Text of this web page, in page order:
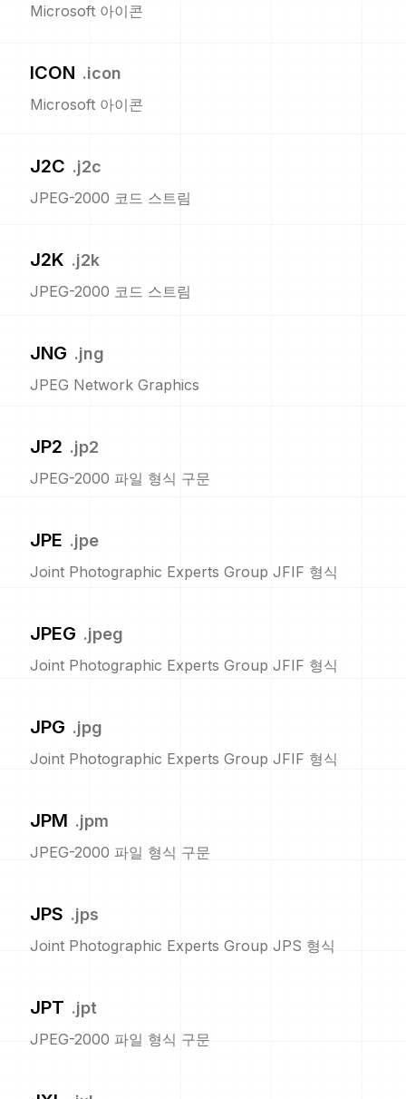
Microsoft 아이콘
ICON .icon
Microsoft 아이콘
J2C .j2c
JPEG-2000 코드 스트림
J2K .j2k
JPEG-2000 코드 스트림
JNG .jng
JPEG Network Graphics
JP2 .jp2
JPEG-2000 파일 형식 구문
JPE .jpe
Joint Photographic Experts Group JFIF 형식
JPEG .jpeg
Joint Photographic Experts Group JFIF 형식
JPG .jpg
Joint Photographic Experts Group JFIF 형식
JPM .jpm
JPEG-2000 파일 형식 구문
JPS .jps
Joint Photographic Experts Group JPS 형식
JPT .jpt
JPEG-2000 파일 형식 구문